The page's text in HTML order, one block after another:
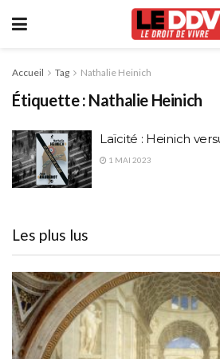
Accueil Tag Nathalie Heinich
Étiquette : Nathalie Heinich
Laïcité : Heinich
1 MAI 2023
Les plus lus